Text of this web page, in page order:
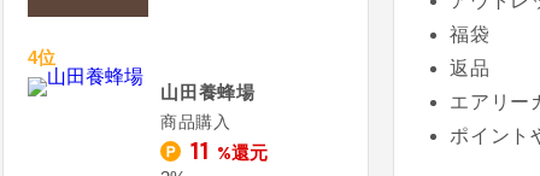
福袋
返品
エアリー
ポイント
4位
山田養蜂場
商品購入
11 %還元